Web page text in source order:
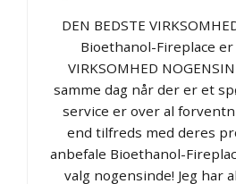
DEN BEDSTE
Bioethanol-Fireplace er
VIRKSOMHED
samme dag når der er et
service er over al
end tilfreds med deres
anbefale Bioethanol-
valg nogensinde! Jeg har